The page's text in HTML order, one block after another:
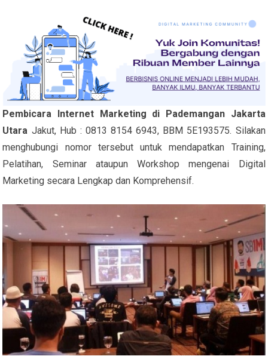
Pembicara Internet Marketing di Pademangan Jakarta
Utara Jakut, Hub : 0813 8154 6943, BBM 5E193575. Silakan
menghubungi nomor tersebut untuk mendapatkan Training,
Pelatihan, Seminar ataupun Workshop mengenai Digital
Marketing secara Lengkap dan Komprehensif.